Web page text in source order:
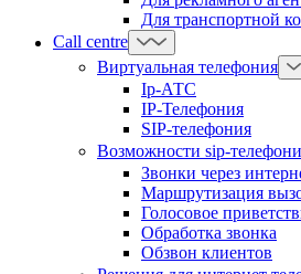
Для транспортной
Call centre
Виртуальная телефония
Ip-АТС
IP-Телефония
SIP-телефония
Возможности sip-
Звонки через
Маршрутизация
Голосовое
Обработка звонка
Обзвон клиентов